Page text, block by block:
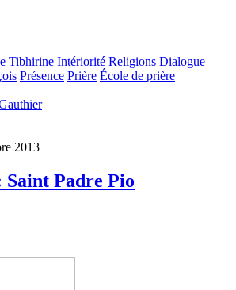
Tibhirine Intériorité Religions Dialogue
Présence Prière École de prière
2013
Saint Padre Pio